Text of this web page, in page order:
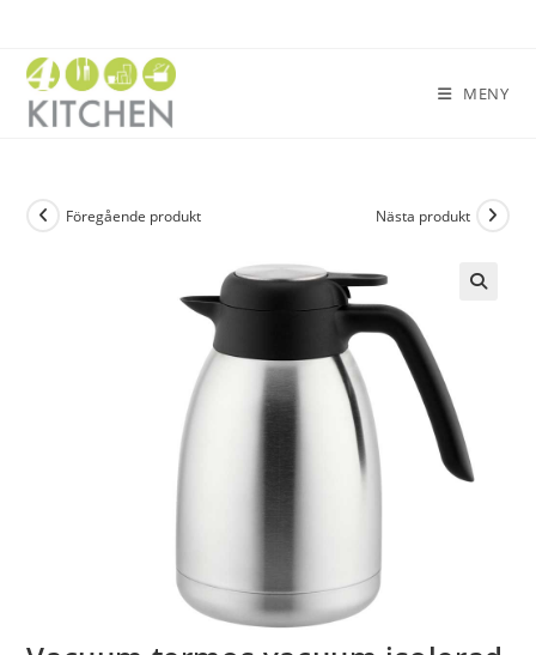
MENY
Föregående produkt Nästa produkt